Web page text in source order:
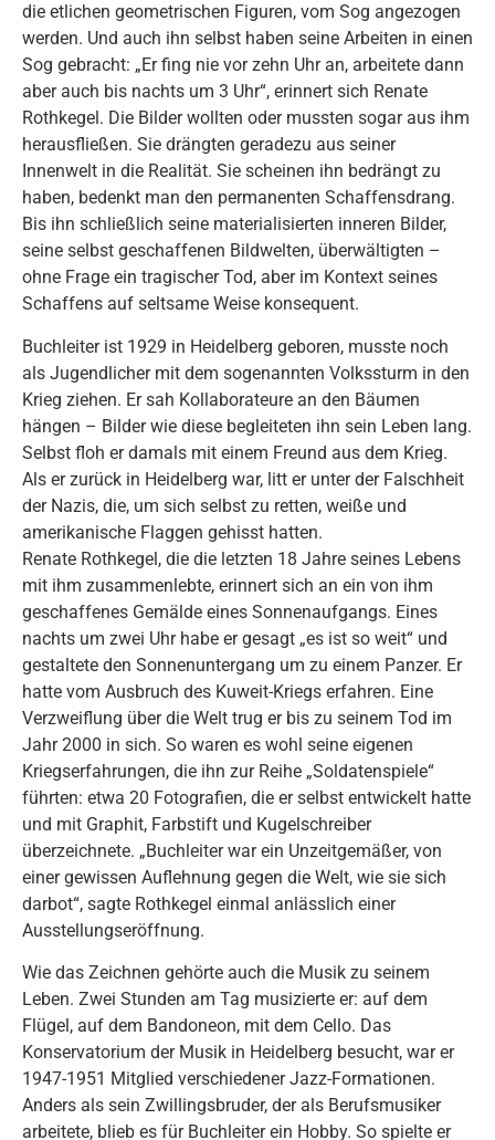
die etlichen geometrischen Figuren, vom Sog angezogen
werden. Und auch ihn selbst haben seine Arbeiten in einen
Sog gebracht: „Er fing nie vor zehn Uhr an, arbeitete dann
aber auch bis nachts um 3 Uhr“, erinnert sich Renate
Rothkegel. Die Bilder wollten oder mussten sogar aus ihm
herausfließen. Sie drängten geradezu aus seiner
Innenwelt in die Realität. Sie scheinen ihn bedrängt zu
haben, bedenkt man den permanenten Schaffensdrang.
Bis ihn schließlich seine materialisierten inneren Bilder,
seine selbst geschaffenen Bildwelten, überwältigten –
ohne Frage ein tragischer Tod, aber im Kontext seines
Schaffens auf seltsame Weise konsequent.
Buchleiter ist 1929 in Heidelberg geboren, musste noch
als Jugendlicher mit dem sogenannten Volkssturm in den
Krieg ziehen. Er sah Kollaborateure an den Bäumen
hängen – Bilder wie diese begleiteten ihn sein Leben lang.
Selbst floh er damals mit einem Freund aus dem Krieg.
Als er zurück in Heidelberg war, litt er unter der Falschheit
der Nazis, die, um sich selbst zu retten, weiße und
amerikanische Flaggen gehisst hatten.
Renate Rothkegel, die die letzten 18 Jahre seines Lebens
mit ihm zusammenlebte, erinnert sich an ein von ihm
geschaffenes Gemälde eines Sonnenaufgangs. Eines
nachts um zwei Uhr habe er gesagt „es ist so weit“ und
gestaltete den Sonnenuntergang um zu einem Panzer. Er
hatte vom Ausbruch des Kuweit-Kriegs erfahren. Eine
Verzweiflung über die Welt trug er bis zu seinem Tod im
Jahr 2000 in sich. So waren es wohl seine eigenen
Kriegserfahrungen, die ihn zur Reihe „Soldatenspiele“
führten: etwa 20 Fotografien, die er selbst entwickelt hatte
und mit Graphit, Farbstift und Kugelschreiber
überzeichnete. „Buchleiter war ein Unzeitgemäßer, von
einer gewissen Auflehnung gegen die Welt, wie sie sich
darbot“, sagte Rothkegel einmal anlässlich einer
Ausstellungseröffnung.
Wie das Zeichnen gehörte auch die Musik zu seinem
Leben. Zwei Stunden am Tag musizierte er: auf dem
Flügel, auf dem Bandoneon, mit dem Cello. Das
Konservatorium der Musik in Heidelberg besucht, war er
1947-1951 Mitglied verschiedener Jazz-Formationen.
Anders als sein Zwillingsbruder, der als Berufsmusiker
arbeitete, blieb es für Buchleiter ein Hobby. So spielte er